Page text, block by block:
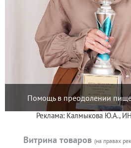
Помощь в преодолении
Реклама: Калмыкова Ю.А.,
Витрина товаров (на правах